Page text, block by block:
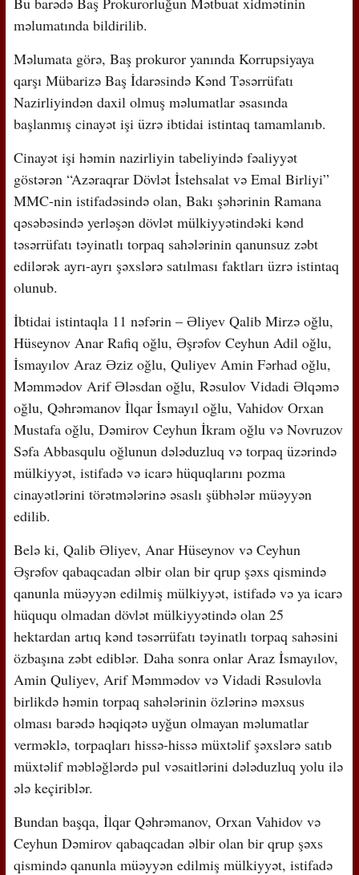
məlumatında bildirilib.
Məlumata görə, Baş prokuror yanında Korrupsiyaya
qarşı Mübarizə Baş İdarəsində Kənd Təsərrüfatı
Nazirliyindən daxil olmuş məlumatlar əsasında
başlanmış cinayət işi üzrə ibtidai istintaq tamamlanıb.
Cinayət işi həmin nazirliyin tabeliyində fəaliyyət
göstərən “Azəraqrar Dövlət İstehsalat və Emal Birliyi”
MMC-nin istifadəsində olan, Bakı şəhərinin Ramana
qəsəbəsində yerləşən dövlət mülkiyyətindəki kənd
təsərrüfatı təyinatlı torpaq sahələrinin qanunsuz zəbt
edilərək ayrı-ayrı şəxslərə satılması faktları üzrə istintaq
olunub.
İbtidai istintaqla 11 nəfərin – Əliyev Qalib Mirzə oğlu,
Hüseynov Anar Rafiq oğlu, Əşrəfov Ceyhun Adil oğlu,
İsmayılov Araz Əziz oğlu, Quliyev Amin Fərhad oğlu,
Məmmədov Arif Ələsdan oğlu, Rəsulov Vidadi Əlqəmə
oğlu, Qəhrəmanov İlqar İsmayıl oğlu, Vahidov Orxan
Mustafa oğlu, Dəmirov Ceyhun İkram oğlu və Novruzov
Səfa Abbasqulu oğlunun dələduzluq və torpaq üzərində
mülkiyyət, istifadə və icarə hüquqlarını pozma
cinayətlərini törətmələrinə əsaslı şübhələr müəyyən
edilib.
Belə ki, Qalib Əliyev, Anar Hüseynov və Ceyhun
Əşrəfov qabaqcadan əlbir olan bir qrup şəxs qismində
qanunla müəyyən edilmiş mülkiyyət, istifadə və ya icarə
hüququ olmadan dövlət mülkiyyətində olan 25
hektardan artıq kənd təsərrüfatı təyinatlı torpaq sahəsini
özbaşına zəbt ediblər. Daha sonra onlar Araz İsmayılov,
Amin Quliyev, Arif Məmmədov və Vidadi Rəsulovla
birlikdə həmin torpaq sahələrinin özlərinə məxsus
olması barədə həqiqətə uyğun olmayan məlumatlar
verməklə, torpaqları hissə-hissə müxtəlif şəxslərə satıb
müxtəlif məbləğlərdə pul vəsaitlərini dələduzluq yolu ilə
ələ keçiriblər.
Bundan başqa, İlqar Qəhrəmanov, Orxan Vahidov və
Ceyhun Dəmirov qabaqcadan əlbir olan bir qrup şəxs
qismində qanunla müəyyən edilmiş mülkiyyət, istifadə